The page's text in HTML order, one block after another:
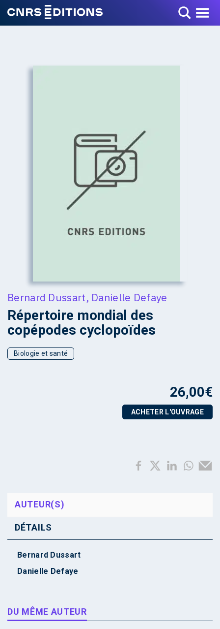
Toggle Menu
Bernard Dussart, Danielle Defaye
Répertoire mondial des
copépodes cyclopoïdes
Biologie et santé
26,00€
ACHETER L'OUVRAGE
AUTEUR(S)
DÉTAILS
Bernard Dussart
Danielle Defaye
DU MÊME AUTEUR